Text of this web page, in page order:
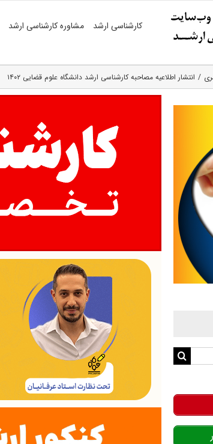
کارشناسی ارشد مشاوره کارشناسی ارشد
انتشار اطلاعیه مصاحبه کارشناسی ارشد دانشگاه علوم قضایی ۱۴۰۲